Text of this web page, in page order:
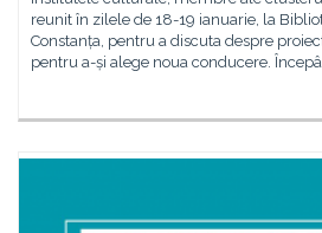
reunit în zilele de 18-19 ianuarie, la
Constanța, pentru a discuta despre
pentru a-și alege noua conducere.